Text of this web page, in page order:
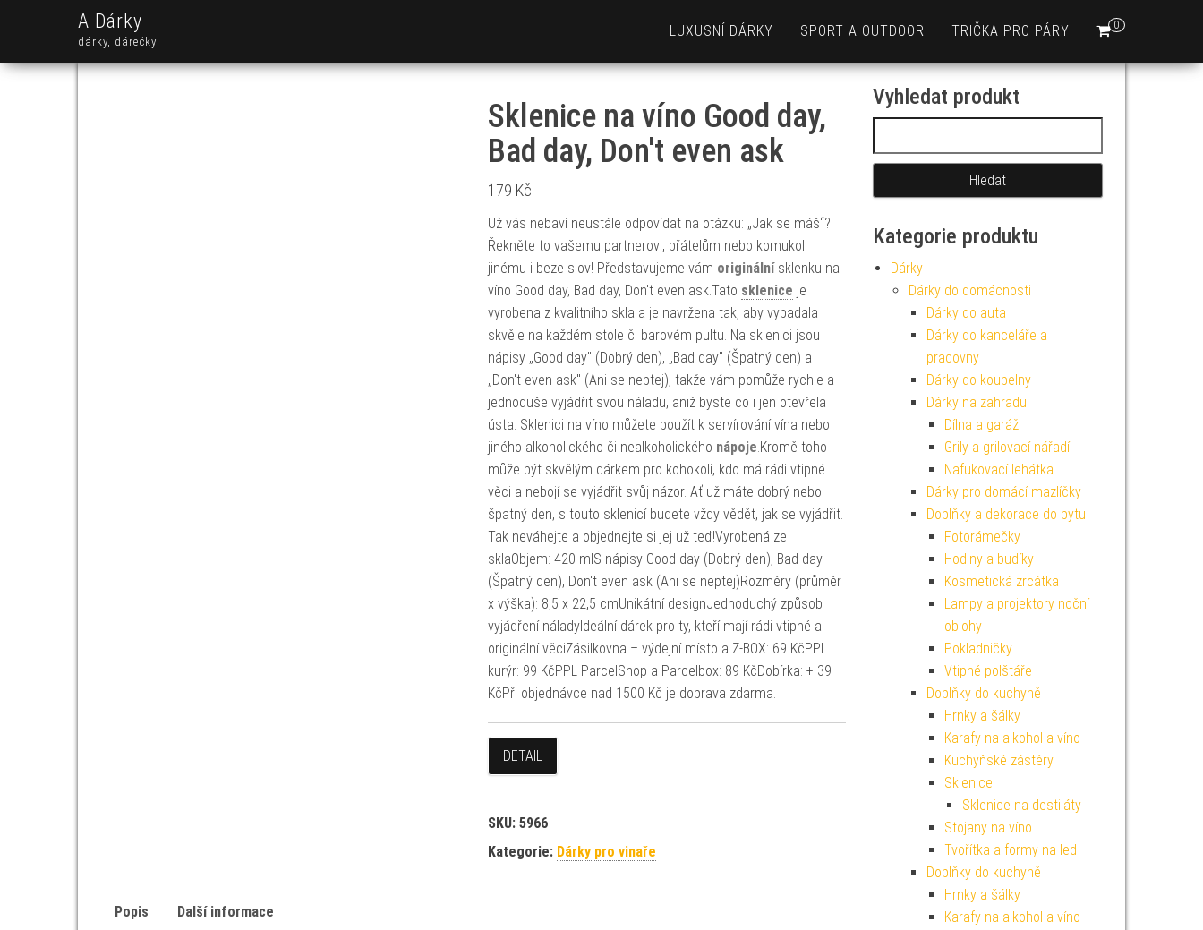
A Dárky
dárky, dárečky
0
LUXUSNÍ DÁRKY SPORT A OUTDOOR TRIČKA PRO PÁRY
Sklenice na víno Good day,
Bad day, Don't even ask
179 Kč
Už vás nebaví neustále odpovídat na otázku: „Jak se máš“?
Řekněte to vašemu partnerovi, přátelům nebo komukoli
jinému i beze slov! Představujeme vám originálnísklenku na
víno Good day, Bad day, Don't even ask.Tato sklenice je
vyrobena z kvalitního skla a je navržena tak, aby vypadala
skvěle na každém stole či barovém pultu. Na sklenici jsou
nápisy „Good day" (Dobrý den), „Bad day" (Špatný den) a
„Don't even ask" (Ani se neptej), takže vám pomůže rychle a
jednoduše vyjádřit svou náladu, aniž byste co i jen otevřela
ústa. Sklenici na víno můžete použít k servírování vína nebo
jiného alkoholického či nealkoholického nápoje.Kromě toho
může být skvělým dárkem pro kohokoli, kdo má rádi vtipné
věci a nebojí se vyjádřit svůj názor. Ať už máte dobrý nebo
špatný den, s touto sklenicí budete vždy vědět, jak se vyjádřit.
Tak neváhejte a objednejte si jej už teď!Vyrobená ze
sklaObjem: 420 mlS nápisy Good day (Dobrý den), Bad day
(Špatný den), Don't even ask (Ani se neptej)Rozměry (průměr
x výška): 8,5 x 22,5 cmUnikátní designJednoduchý způsob
vyjádření náladyIdeální dárek pro ty, kteří mají rádi vtipné a
originální věciZásilkovna – výdejní místo a Z-BOX: 69 KčPPL
kurýr: 99 KčPPL ParcelShop a Parcelbox: 89 KčDobírka: + 39
KčPři objednávce nad 1500 Kč je doprava zdarma.
DETAIL
SKU: 5966
Kategorie: Dárky pro vinaře
Popis Další informace
Vyhledat produkt
Kategorie produktu
Dárky
Dárky do domácnosti
Dárky do auta
Dárky do kanceláře a
pracovny
Dárky do koupelny
Dárky na zahradu
Dílna a garáž
Grily a grilovací nářadí
Nafukovací lehátka
Dárky pro domácí mazlíčky
Doplňky a dekorace do bytu
Fotorámečky
Hodiny a budíky
Kosmetická zrcátka
Lampy a projektory noční
oblohy
Pokladničky
Vtipné polštáře
Doplňky do kuchyně
Hrnky a šálky
Karafy na alkohol a víno
Kuchyňské zástěry
Sklenice
Sklenice na destiláty
Stojany na víno
Tvořítka a formy na led
Doplňky do kuchyně
Hrnky a šálky
Karafy na alkohol a víno